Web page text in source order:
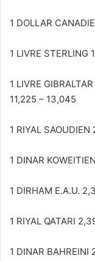
1 DOLLAR
1 LIVRE STERLING
1 LIVRE
11,225 – 13,045
1 RIYAL
1 DINAR
1 DIRHAM E.A.U.
1 RIYAL QATARI
1 DINAR BAHREINI